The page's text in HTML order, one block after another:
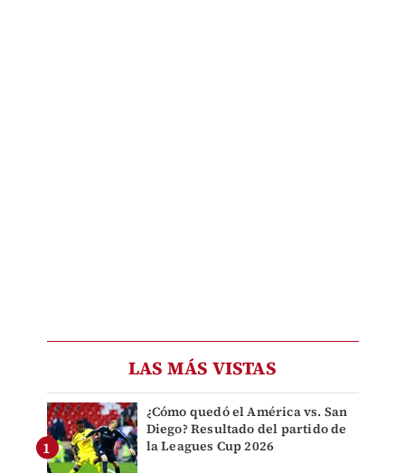
LAS MÁS VISTAS
¿Cómo quedó el América vs. San
Diego? Resultado del partido de
la Leagues Cup 2026